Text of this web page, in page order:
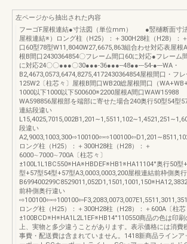
左ページから抽出された内容
フーゴF屋根連結●寸法図（単位mm） ●竪樋断面寸
屋根連結※）ロング柱（H25）：＋300H28柱（H28）：
口60型78型W11,8040W27,6675,863組合わせ対応表屋根
根B間口2430364854〇フレーム間口60に対応●フレーム
に対応24〇〇●●●〇30●●●-36●●●--48●●---54-●---WA・
B2,4673,0573,6474,8275,4172430364854屋根間口・フレ
125W2〔柱芯々〕屋根B間口WB20総屋根間口（
1000以下1000以下500600※2200屋根A間口WAW15988
WA598856屋根部を端部に寄せた場合240奥行50型54型
連結段違い
段違い
ロング柱（H25）：＋300H28柱（H28）：＋
6000∼7000∼700A〔柱芯々〕
±100L1L1BC550※HA※HBDEF※HB1※HA11104°奥行50型
型+57型54型+57型A3,0003,0003,200屋根連結前枠側奥
前枠側奥行違い
ロング柱（H25）：＋300H28柱（H28）：＋600A〔柱芯
±100BCD※H※HA1L2L1EF※HB14°110550商品の色は印刷
上、実物と多少違うことがあります。表示価格には消費
事費・配送費は含まれていません。1418新商品ラインア